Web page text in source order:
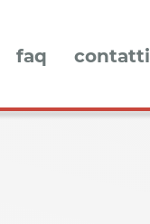
faq contatti